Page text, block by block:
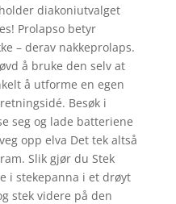
diakoniutvalget
Prolapso betyr
– derav nakkeprolaps.
å bruke den selv at
å utforme en egen
Besøk i
seg og lade batteriene
opp elva Det tek altså
Slik gjør du Stek
i stekepanna i et drøyt
stek videre på den